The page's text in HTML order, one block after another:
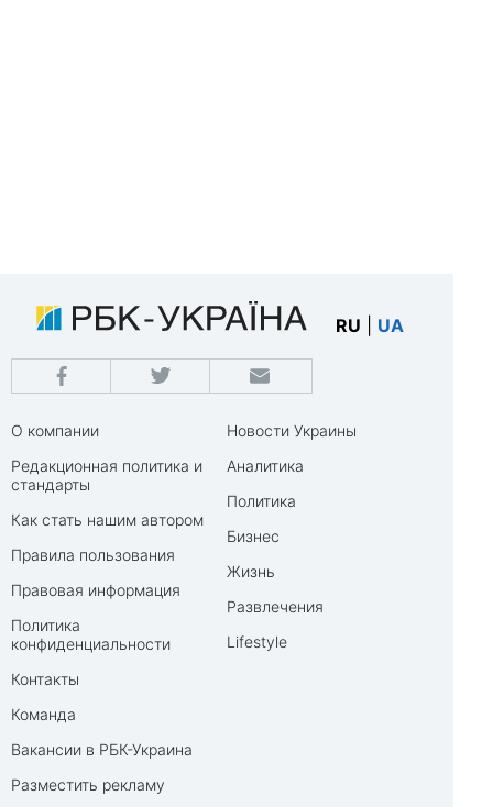
RU UA
О компании
Редакционная политика и
стандарты
Как стать нашим автором
Правила пользования
Правовая информация
Политика
конфиденциальности
Контакты
Команда
Вакансии в РБК-Украина
Разместить рекламу
Новости Украины
Аналитика
Политика
Бизнес
Жизнь
Развлечения
Lifestyle